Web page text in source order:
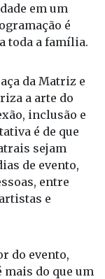
em um
é
toda a família.
da Matriz e
a arte do
inclusão e
é de que
sejam
de evento,
entre
e
do evento,
mais do que um